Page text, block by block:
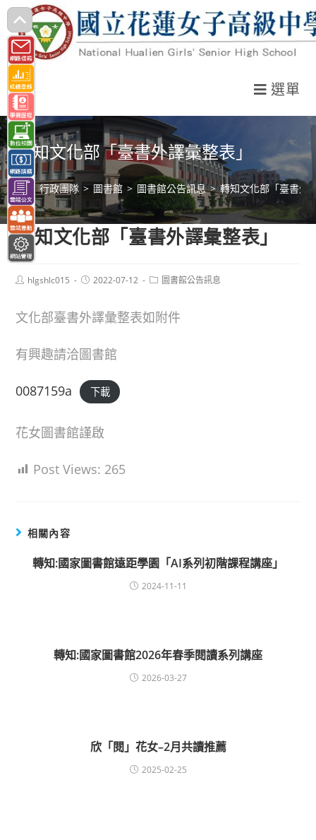
跳
轉
至
主
要
內
容
選單
轉知文化部「臺書外譯彙整表」
> 行政團隊 > 圖書館 > 圖書館公告訊息 > 轉知文化部「臺書外
轉知文化部「臺書外譯彙整表」
Posthlgshlc015
Post2022-07-12
Post圖書館公告訊息
文化部臺書外譯彙整表如附件
有興趣請洽圖書館
0087159a 下載
花女圖書館謹啟
Post Views: 265
相關內容
轉知:國家圖書館遠距學園「AI系列初階課程講座」
2024-11-11
轉知:國家圖書館2026年春季閱讀系列講座
2026-03-27
欣「閱」花女–2月共讀推薦
2025-02-25